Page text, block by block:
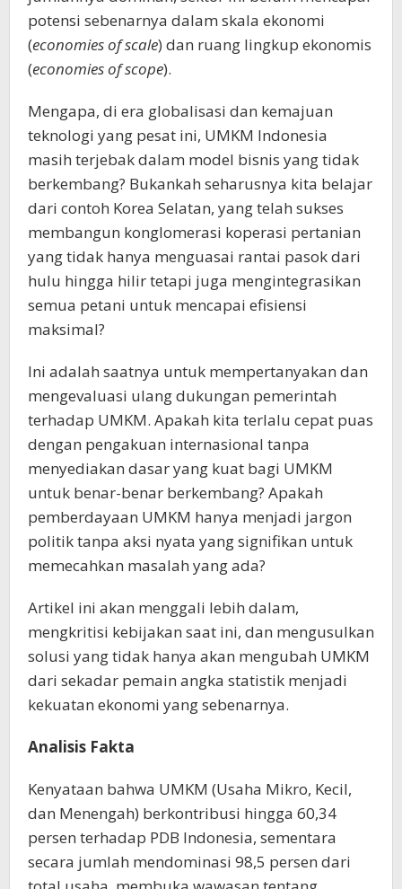
potensi sebenarnya dalam skala ekonomi
(economies of scale) dan ruang lingkup ekonomis
(economies of scope).
Mengapa, di era globalisasi dan kemajuan
teknologi yang pesat ini, UMKM Indonesia
masih terjebak dalam model bisnis yang tidak
berkembang? Bukankah seharusnya kita belajar
dari contoh Korea Selatan, yang telah sukses
membangun konglomerasi koperasi pertanian
yang tidak hanya menguasai rantai pasok dari
hulu hingga hilir tetapi juga mengintegrasikan
semua petani untuk mencapai efisiensi
maksimal?
Ini adalah saatnya untuk mempertanyakan dan
mengevaluasi ulang dukungan pemerintah
terhadap UMKM. Apakah kita terlalu cepat puas
dengan pengakuan internasional tanpa
menyediakan dasar yang kuat bagi UMKM
untuk benar-benar berkembang? Apakah
pemberdayaan UMKM hanya menjadi jargon
politik tanpa aksi nyata yang signifikan untuk
memecahkan masalah yang ada?
Artikel ini akan menggali lebih dalam,
mengkritisi kebijakan saat ini, dan mengusulkan
solusi yang tidak hanya akan mengubah UMKM
dari sekadar pemain angka statistik menjadi
kekuatan ekonomi yang sebenarnya.
Analisis Fakta
Kenyataan bahwa UMKM (Usaha Mikro, Kecil,
dan Menengah) berkontribusi hingga 60,34
persen terhadap PDB Indonesia, sementara
secara jumlah mendominasi 98,5 persen dari